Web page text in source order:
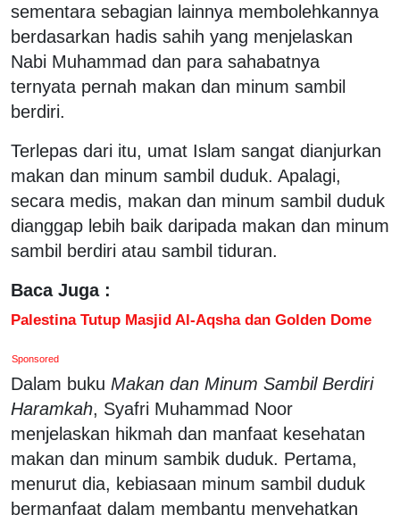
sementara sebagian lainnya membolehkannya
berdasarkan hadis sahih yang menjelaskan
Nabi Muhammad dan para sahabatnya
ternyata pernah makan dan minum sambil
berdiri.
Terlepas dari itu, umat Islam sangat dianjurkan
makan dan minum sambil duduk. Apalagi,
secara medis, makan dan minum sambil duduk
dianggap lebih baik daripada makan dan minum
sambil berdiri atau sambil tiduran.
Baca Juga :
Palestina Tutup Masjid Al-Aqsha dan Golden Dome
Sponsored
Dalam buku Makan dan Minum Sambil Berdiri
Haramkah, Syafri Muhammad Noor
menjelaskan hikmah dan manfaat kesehatan
makan dan minum sambik duduk. Pertama,
menurut dia, kebiasaan minum sambil duduk
bermanfaat dalam membantu menyehatkan